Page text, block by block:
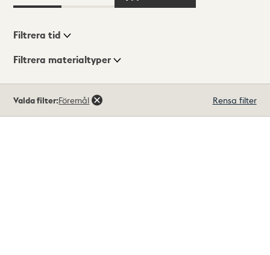
Visningsläge
Filtrera tid
Filtrera materialtyper
träffar
Valda filter:Föremål Rensa filter